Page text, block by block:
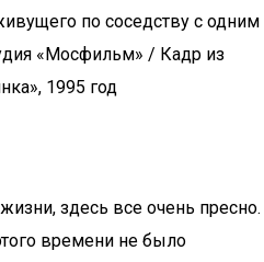
по соседству с одним
«Мосфильм» / Кадр из
1995 год
здесь все очень пресно.
времени не было